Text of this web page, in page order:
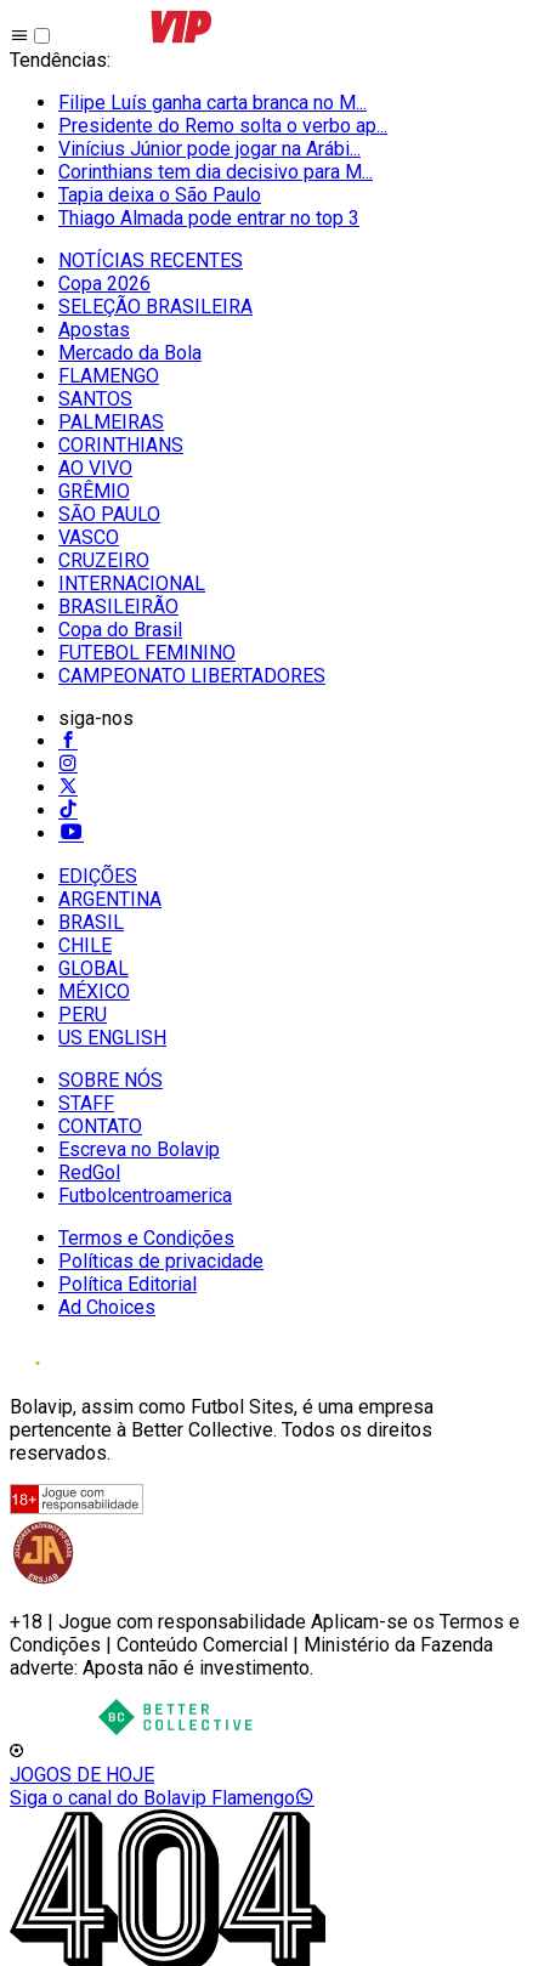
Tendências:
Filipe Luís ganha carta branca no M...
Presidente do Remo solta o verbo ap...
Vinícius Júnior pode jogar na Arábi...
Corinthians tem dia decisivo para M...
Tapia deixa o São Paulo
Thiago Almada pode entrar no top 3
NOTÍCIAS RECENTES
Copa 2026
SELEÇÃO BRASILEIRA
Apostas
Mercado da Bola
FLAMENGO
SANTOS
PALMEIRAS
CORINTHIANS
AO VIVO
GRÊMIO
SĀO PAULO
VASCO
CRUZEIRO
INTERNACIONAL
BRASILEIRÃO
Copa do Brasil
FUTEBOL FEMININO
CAMPEONATO LIBERTADORES
siga-nos
EDIÇÕES
ARGENTINA
BRASIL
CHILE
GLOBAL
MÉXICO
PERU
US ENGLISH
SOBRE NÓS
STAFF
CONTATO
Escreva no Bolavip
RedGol
Futbolcentroamerica
Termos e Condições
Políticas de privacidade
Política Editorial
Ad Choices
Bolavip, assim como Futbol Sites, é uma empresa
pertencente à Better Collective. Todos os direitos
reservados.
+18 | Jogue com responsabilidade Aplicam-se os Termos e
Condições | Conteúdo Comercial | Ministério da Fazenda
adverte: Aposta não é investimento.
JOGOS DE HOJE
Siga o canal do Bolavip Flamengo